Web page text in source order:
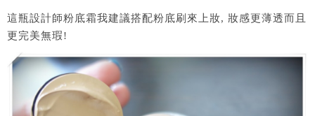
這瓶設計師粉底霜我建議搭配粉底刷來上妝, 妝感更薄透而且
更完美無瑕!